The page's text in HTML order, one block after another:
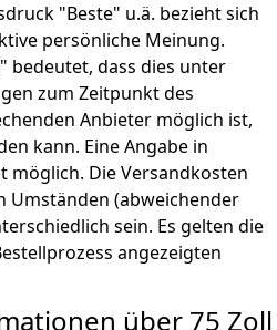
"Beste" u.ä. bezieht sich
persönliche Meinung.
dass dies unter
zum Zeitpunkt des
Anbieter möglich ist,
kann. Eine Angabe in
möglich. Die Versandkosten
(abweichender
sein. Es gelten die
angezeigten
über 75 Zoll